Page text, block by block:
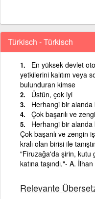
Türkisch - Türkisch
En yüksek devlet
yetkilerini kalıtım veya
bulunduran kimse
Üstün, çok iyi
Herhangi bir alanda
Çok başarılı ve
Herhangi bir alanda
Çok başarılı ve zengin
kralı olan birisi ile
"Firuzağa'da şirin, kutu
katına taşındı."- A. İlhan
Relevante